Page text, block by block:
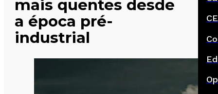
mais quentes desde
a época pré-
industrial